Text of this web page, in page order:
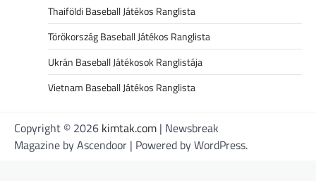
Thaiföldi Baseball Játékos Ranglista
Törökország Baseball Játékos Ranglista
Ukrán Baseball Játékosok Ranglistája
Vietnam Baseball Játékos Ranglista
Copyright © 2026 kimtak.com | Newsbreak
Magazine byAscendoor | Powered byWordPress.